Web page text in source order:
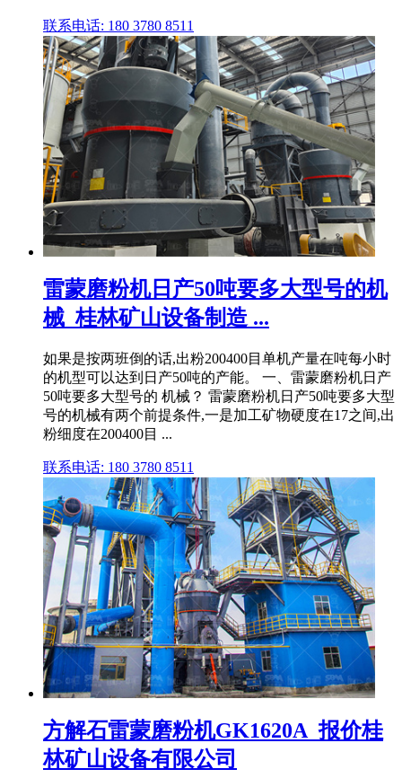
联系电话: 180 3780 8511
雷蒙磨粉机日产50吨要多大型号的机
械_桂林矿山设备制造 ...
如果是按两班倒的话,出粉200400目单机产量在吨每小时
的机型可以达到日产50吨的产能。 一、雷蒙磨粉机日产
50吨要多大型号的 机械？ 雷蒙磨粉机日产50吨要多大型
号的机械有两个前提条件,一是加工矿物硬度在17之间,出
粉细度在200400目 ...
联系电话: 180 3780 8511
方解石雷蒙磨粉机GK1620A_报价桂
林矿山设备有限公司